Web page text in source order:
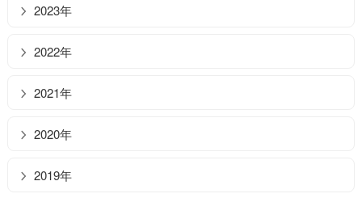
2023年
2022年
2021年
2020年
2019年